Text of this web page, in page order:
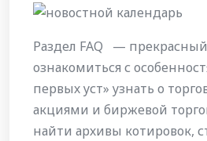
Раздел FAQ —
ознакомиться с
первых уст» узнать о
акциями и биржевой
найти архивы котировок,